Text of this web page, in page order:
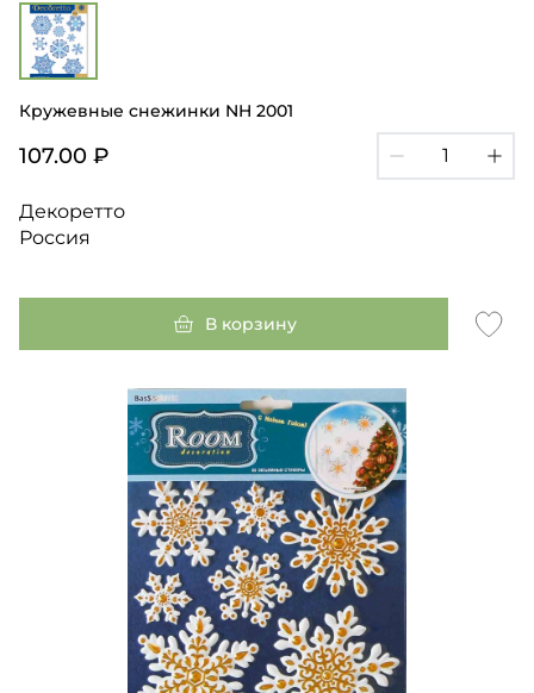
Кружевные снежинки NH 2001
107.00 ₽
Декоретто
Россия
В корзину